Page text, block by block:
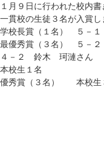
１月９日に行われた校内
一貫校の生徒３名が入賞し
学校長賞（１名） ５
最優秀賞（３名） ５
４－２ 鈴木 珂漣さん
本校生１名
優秀賞（３名） 本校生